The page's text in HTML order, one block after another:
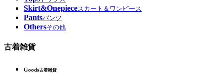
Skirt&Onepieceスカート＆ワンピース
Pantsパンツ
Othersその他
古着雑貨
Goods古着雑貨